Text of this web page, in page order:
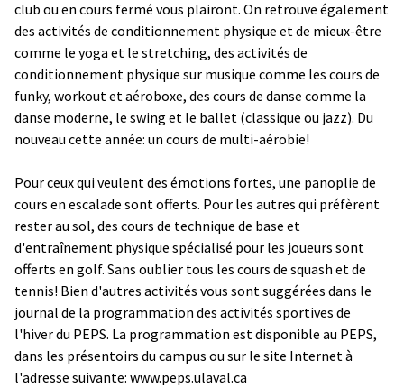
club ou en cours fermé vous plairont. On retrouve également
des activités de conditionnement physique et de mieux-être
comme le yoga et le stretching, des activités de
conditionnement physique sur musique comme les cours de
funky, workout et aéroboxe, des cours de danse comme la
danse moderne, le swing et le ballet (classique ou jazz). Du
nouveau cette année: un cours de multi-aérobie!
Pour ceux qui veulent des émotions fortes, une panoplie de
cours en escalade sont offerts. Pour les autres qui préfèrent
rester au sol, des cours de technique de base et
d'entraînement physique spécialisé pour les joueurs sont
offerts en golf. Sans oublier tous les cours de squash et de
tennis! Bien d'autres activités vous sont suggérées dans le
journal de la programmation des activités sportives de
l'hiver du PEPS. La programmation est disponible au PEPS,
dans les présentoirs du campus ou sur le site Internet à
l'adresse suivante: www.peps.ulaval.ca